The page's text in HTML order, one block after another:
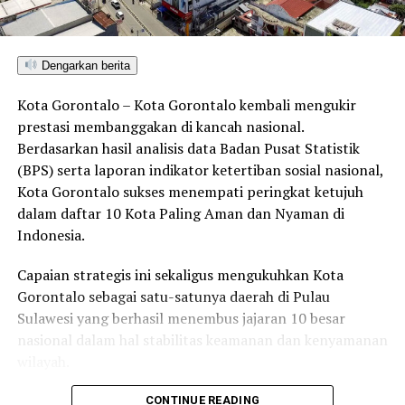
tepat, dan akuntabel,” tutup Eduart Wolok.
EDUART WOLOK
UNIVERSITAS NEGERI GORONTALO
UP NEXT
Ketua Panitia Seleksi Serahkan Dokumen Hasil Seleksi
Kepala Biro Akademik, Kemahasiswaan, dan
Perencanaan UNG
DON'T MISS
Komisi II DPRD Provinsi Gorontalo Dorong Pemanfaatan
Dengarkan berita
Kota Gorontalo – Kota Gorontalo kembali mengukir
prestasi membanggakan di kancah nasional.
Berdasarkan hasil analisis data Badan Pusat Statistik
(BPS) serta laporan indikator ketertiban sosial nasional,
Kota Gorontalo sukses menempati peringkat ketujuh
dalam daftar 10 Kota Paling Aman dan Nyaman di
Indonesia.
Capaian strategis ini sekaligus mengukuhkan Kota
Gorontalo sebagai satu-satunya daerah di Pulau
Sulawesi yang berhasil menembus jajaran 10 besar
nasional dalam hal stabilitas keamanan dan kenyamanan
CONTINUE READING